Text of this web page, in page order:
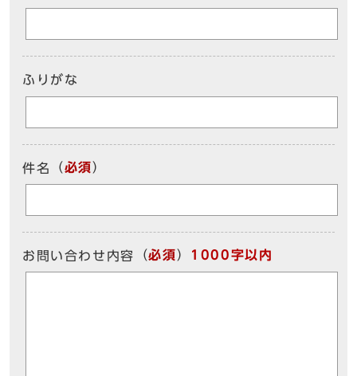
ふりがな
件名 （必須）
お問い合わせ内容 （必須） 1000字以内